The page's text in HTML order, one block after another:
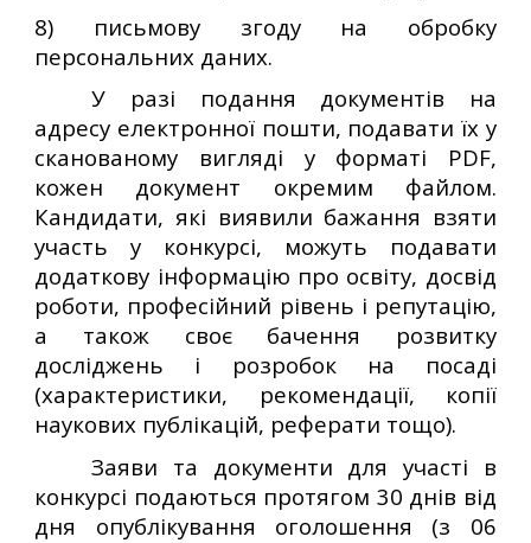
8) письмову згоду на обробку
персональних даних.
У разі подання документів на
адресу електронної пошти, подавати їх у
сканованому вигляді у форматі PDF,
кожен документ окремим файлом.
Кандидати, які виявили бажання взяти
участь у конкурсі, можуть подавати
додаткову інформацію про освіту, досвід
роботи, професійний рівень і репутацію,
а також своє бачення розвитку
досліджень і розробок на посаді
(характеристики, рекомендації, копії
наукових публікацій, реферати тощо).
Заяви та документи для участі в
конкурсі подаються протягом 30 днів від
дня опублікування оголошення (з 06